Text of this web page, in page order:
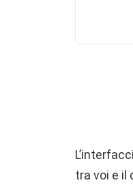
tra voi e il